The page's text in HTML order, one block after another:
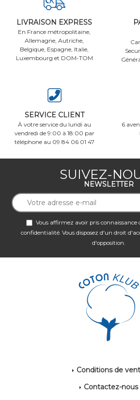
LIVRAISON EXPRESS
En France métropolitaine,
Allemagne, Autriche,
Belgique, Espagne, Italie,
Luxembourg et DOM-TOM
SERVICE CLIENT
À votre service du lundi au
vendredi de 9:00 à 18:00 par
téléphone au 09 84 06 01 47
6
SUIVEZ-
NEWSLETTER
Vous affirmez avoir pris connaissance
confidentialité. Vous disposez d'un droit
d'opposition.
Conditions de
Contactez-nous